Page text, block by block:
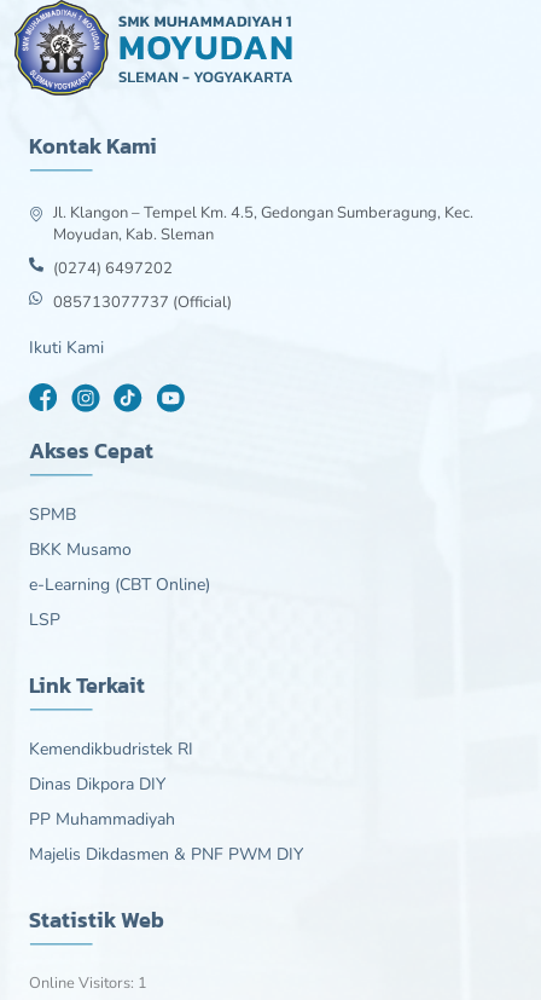
Kontak Kami
Jl. Klangon – Tempel Km. 4.5, Gedongan Sumberagung, Kec.
Moyudan, Kab. Sleman
(0274) 6497202
085713077737 (Official)
Ikuti Kami
Akses Cepat
SPMB
BKK Musamo
e-Learning (CBT Online)
LSP
Link Terkait
Kemendikbudristek RI
Dinas Dikpora DIY
PP Muhammadiyah
Majelis Dikdasmen & PNF PWM DIY
Statistik Web
Online Visitors: 1